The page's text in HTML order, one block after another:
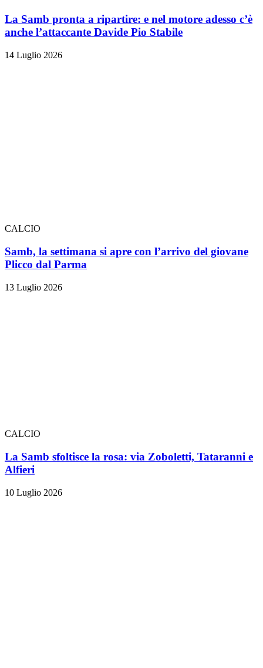
La Samb pronta a ripartire: e nel motore adesso c’è
anche l’attaccante Davide Pio Stabile
14 Luglio 2026
CALCIO
Samb, la settimana si apre con l’arrivo del giovane
Plicco dal Parma
13 Luglio 2026
CALCIO
La Samb sfoltisce la rosa: via Zoboletti, Tataranni e
Alfieri
10 Luglio 2026